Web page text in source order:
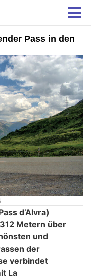
Pass in den
d’Alvra)
Metern über
und
der
verbindet
La